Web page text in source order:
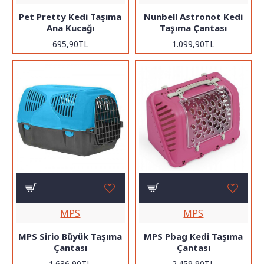
Pet Pretty Kedi Taşıma
Ana Kucağı
695,90TL
Nunbell Astronot Kedi
Taşıma Çantası
1.099,90TL
MPS
MPS Sirio Büyük Taşıma
Çantası
MPS
MPS Pbag Kedi Taşıma
Çantası